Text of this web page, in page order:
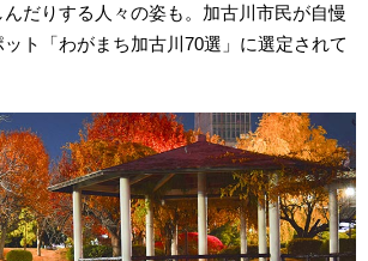
だりする人々の姿も。加古川市民が自慢
ト「わがまち加古川70選」に選定されて